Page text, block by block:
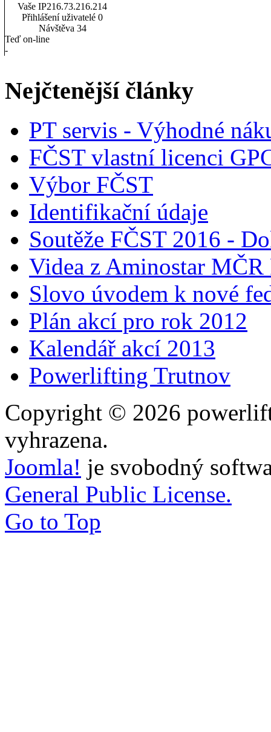
Vaše IP216.73.216.214
Přihlášení uživatelé 0
Návštěva 34
Teď on-line
-
Nejčtenější články
PT servis - Výhodné
FČST vlastní licenci
Výbor FČST
Identifikační údaje
Soutěže FČST 2016 -
Videa z Aminostar MČR
Slovo úvodem k nové
Plán akcí pro rok 2012
Kalendář akcí 2013
Powerlifting Trutnov
Copyright © 2026
vyhrazena.
Joomla! je svobodný
General Public License.
Go to Top